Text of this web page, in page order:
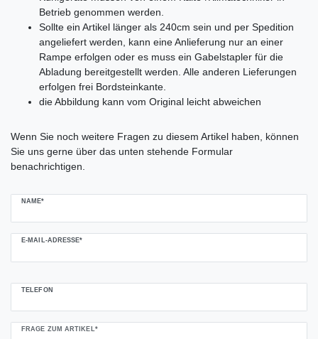
Betrieb genommen werden.
Sollte ein Artikel länger als 240cm sein und per Spedition
angeliefert werden, kann eine Anlieferung nur an einer
Rampe erfolgen oder es muss ein Gabelstapler für die
Abladung bereitgestellt werden. Alle anderen Lieferungen
erfolgen frei Bordsteinkante.
die Abbildung kann vom Original leicht abweichen
Wenn Sie noch weitere Fragen zu diesem Artikel haben, können
Sie uns gerne über das unten stehende Formular
benachrichtigen.
NAME*
E-MAIL-ADRESSE*
TELEFON
FRAGE ZUM ARTIKEL*